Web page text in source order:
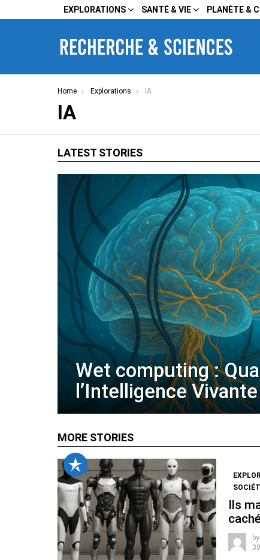
EXPLORATIONS SANTÉ & VIE PLANÈTE &
You are here:
Home Explorations IA
IA
LATEST STORIES
Wet computing :
l’Intelligence
MORE STORIES
Ils
by